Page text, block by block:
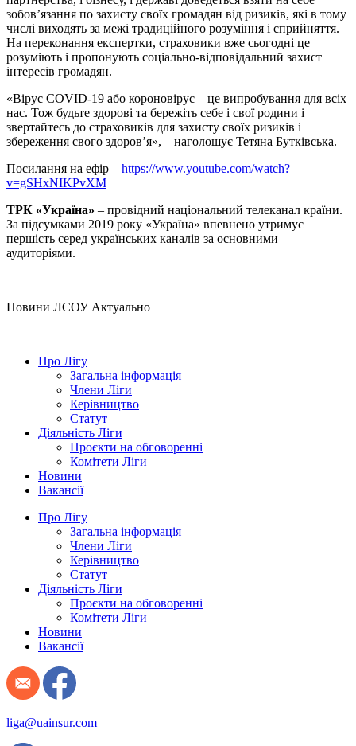
зобов’язання по захисту своїх громадян від ризиків, які в тому
числі виходять за межі традиційного розуміння і сприйняття.
На переконання експертки, страховики вже сьогодні це
розуміють і пропонують соціально-відповідальний захист
інтересів громадян.
«Вірус COVID-19 або короновірус – це випробування для всіх
нас. Тож будьте здорові та бережіть себе і свої родини і
звертайтесь до страховиків для захисту своїх ризиків і
збереження свого здоров’я», – наголошує Тетяна Бутківська.
Посилання на ефір – https://www.youtube.com/watch?
v=gSHxNIKPvXM
ТРК «Україна» – провідний національний телеканал країни.
За підсумками 2019 року «Україна» впевнено утримує
першість серед українських каналів за основними
аудиторіями.
Hовини ЛСОУ Актуально
Про Лігу
Загальна інформація
Члени Ліги
Керівництво
Статут
Діяльність Ліги
Проєкти на обговоренні
Комітети Ліги
Новини
Вакансії
Про Лігу
Загальна інформація
Члени Ліги
Керівництво
Статут
Діяльність Ліги
Проєкти на обговоренні
Комітети Ліги
Новини
Вакансії
liga@uainsur.com